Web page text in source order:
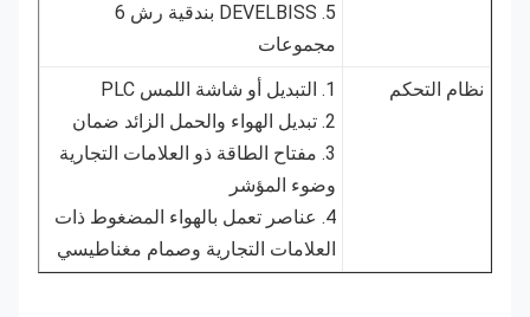
5. DEVELBISS بندقية رش 6
مجموعات
نظام التحكم
3. مفتاح الطاقة ذو العلامات التجارية
وضوء المؤشر
4. عناصر تعمل بالهواء المضغوط ذات
العلامات التجارية وصمام مغناطيسي